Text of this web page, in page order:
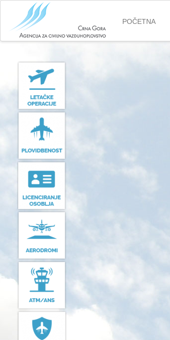
content
POČETNA